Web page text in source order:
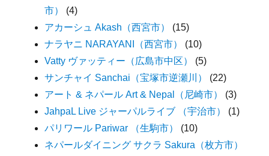
市）
(4)
アカーシュ Akash（西宮市）
(15)
ナラヤニ NARAYANI（西宮市）
(10)
Vatty ヴァッティー（広島市中区）
(5)
サンチャイ Sanchai（宝塚市逆瀬川）
(22)
アート & ネパール Art & Nepal（尼崎市）
(3)
JahpaL Live ジャーパルライブ （宇治市）
(1)
パリワール Pariwar （生駒市）
(10)
ネパールダイニング サクラ Sakura（枚方市）